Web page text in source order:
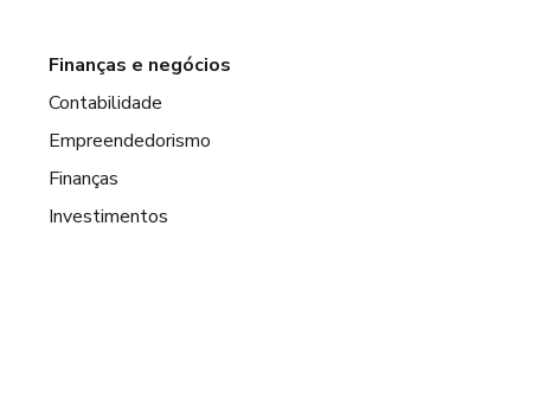
Finanças e negócios
Contabilidade
Empreendedorismo
Finanças
Investimentos